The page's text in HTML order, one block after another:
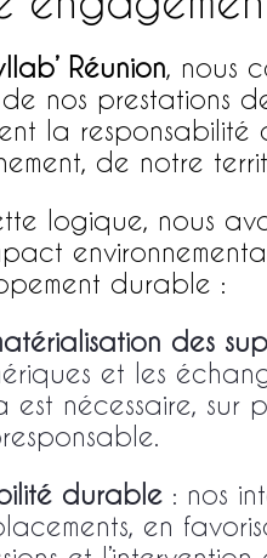
Réunion, nous
nos prestations
la responsabilité
de notre
logique, nous
durable :
des
et les
est nécessaire, sur
durable : nos
en